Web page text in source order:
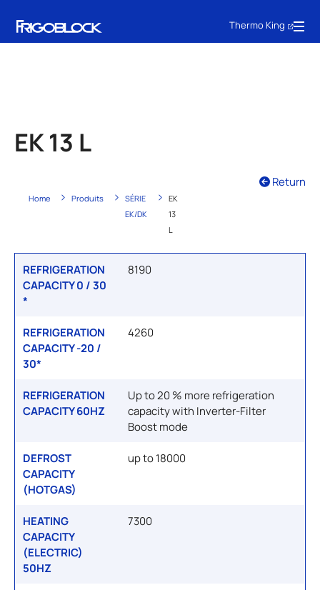
Thermo King
EK 13 L
Home Produits
SÉRIE
EK/DK
EK
13
L
Return
REFRIGERATION
CAPACITY 0 / 30
*
8190
REFRIGERATION
CAPACITY -20 /
30*
4260
REFRIGERATION
CAPACITY 60HZ
Up to 20 % more refrigeration
capacity with Inverter-Filter
Boost mode
DEFROST
CAPACITY
(HOTGAS)
up to 18000
HEATING
CAPACITY
(ELECTRIC)
50HZ
7300